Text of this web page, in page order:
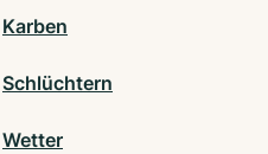
Karben
Schlüchtern
Wetter